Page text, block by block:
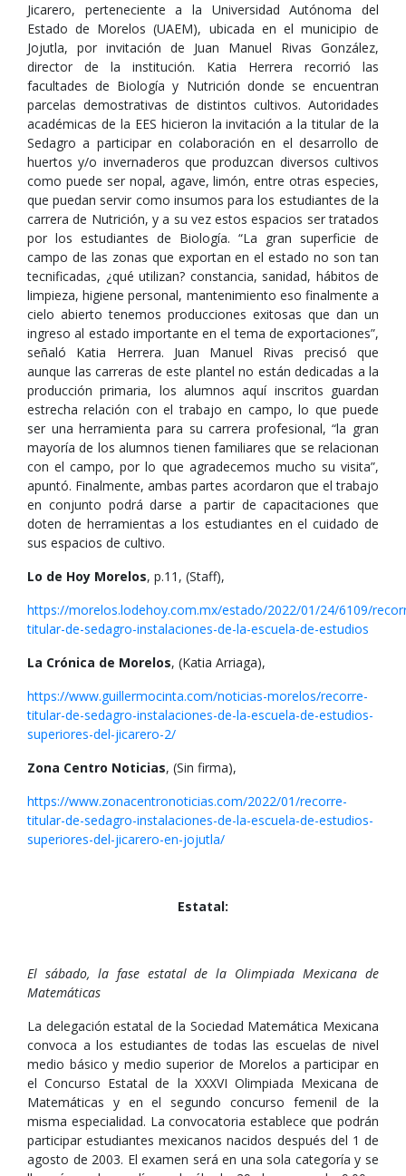
Jicarero, perteneciente a la Universidad Autónoma del
Estado de Morelos (UAEM), ubicada en el municipio de
Jojutla, por invitación de Juan Manuel Rivas González,
director de la institución. Katia Herrera recorrió las
facultades de Biología y Nutrición donde se encuentran
parcelas demostrativas de distintos cultivos. Autoridades
académicas de la EES hicieron la invitación a la titular de la
Sedagro a participar en colaboración en el desarrollo de
huertos y/o invernaderos que produzcan diversos cultivos
como puede ser nopal, agave, limón, entre otras especies,
que puedan servir como insumos para los estudiantes de la
carrera de Nutrición, y a su vez estos espacios ser tratados
por los estudiantes de Biología. “La gran superficie de
campo de las zonas que exportan en el estado no son tan
tecnificadas, ¿qué utilizan? constancia, sanidad, hábitos de
limpieza, higiene personal, mantenimiento eso finalmente a
cielo abierto tenemos producciones exitosas que dan un
ingreso al estado importante en el tema de exportaciones”,
señaló Katia Herrera. Juan Manuel Rivas precisó que
aunque las carreras de este plantel no están dedicadas a la
producción primaria, los alumnos aquí inscritos guardan
estrecha relación con el trabajo en campo, lo que puede
ser una herramienta para su carrera profesional, “la gran
mayoría de los alumnos tienen familiares que se relacionan
con el campo, por lo que agradecemos mucho su visita”,
apuntó. Finalmente, ambas partes acordaron que el trabajo
en conjunto podrá darse a partir de capacitaciones que
doten de herramientas a los estudiantes en el cuidado de
sus espacios de cultivo.
Lo de Hoy Morelos, p.11, (Staff),
https://morelos.lodehoy.com.mx/estado/2022/01/24/6109/
titular-de-sedagro-instalaciones-de-la-escuela-de-estudios
La Crónica de Morelos, (Katia Arriaga),
https://www.guillermocinta.com/noticias-morelos/recorre-
titular-de-sedagro-instalaciones-de-la-escuela-de-estudios-
superiores-del-jicarero-2/
Zona Centro Noticias, (Sin firma),
https://www.zonacentronoticias.com/2022/01/recorre-
titular-de-sedagro-instalaciones-de-la-escuela-de-estudios-
superiores-del-jicarero-en-jojutla/
Estatal:
El sábado, la fase estatal de la Olimpiada Mexicana de
Matemáticas
La delegación estatal de la Sociedad Matemática Mexicana
convoca a los estudiantes de todas las escuelas de nivel
medio básico y medio superior de Morelos a participar en
el Concurso Estatal de la XXXVI Olimpiada Mexicana de
Matemáticas y en el segundo concurso femenil de la
misma especialidad. La convocatoria establece que podrán
participar estudiantes mexicanos nacidos después del 1 de
agosto de 2003. El examen será en una sola categoría y se